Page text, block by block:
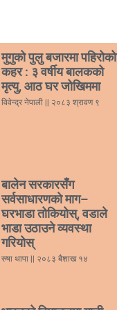
मुगुको पुलु बजारमा पहिरोको
कहर : ३ वर्षीय बालकको
मृत्यु, आठ घर जोखिममा
विवेन्द्र नेपाली २०८३ श्रावण ९
बालेन सरकारसँग
सर्वसाधारणको माग–
घरभाडा तोकियोस्, वडाले
भाडा उठाउने व्यवस्था
गरियोस्
रुषा थापा २०८३ बैशाख १४